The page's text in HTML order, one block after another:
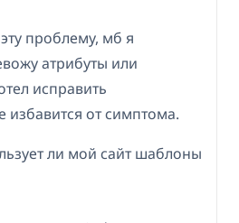
проблему, мб я
атрибуты или
исправить
избавится от симптома.
ли мой сайт шаблоны